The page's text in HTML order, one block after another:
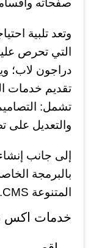
صفحاته
وتعد تلبية
التي تحرص
دراجون لاب؛
تقديم خدمات
تشمل:
والتعديل على
إلى جانب
بالبرمجة
المتنوعة CMS.
خدمات اكس